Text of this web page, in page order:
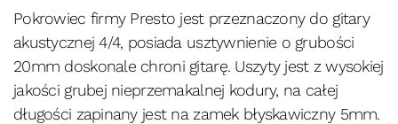
Pokrowiec firmy Presto jest przeznaczony do gitary
akustycznej 4/4, posiada usztywnienie o grubości
20mm doskonale chroni gitarę. Uszyty jest z wysokiej
jakości grubej nieprzemakalnej kodury, na całej
długości zapinany jest na zamek błyskawiczny 5mm.